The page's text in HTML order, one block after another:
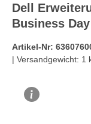
Dell
Business Day
Artikel-Nr:
| Versandgewicht: 1